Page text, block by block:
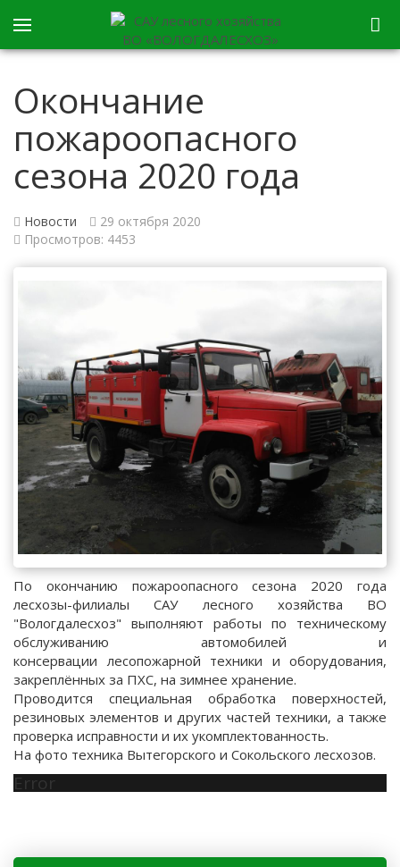
Окончание
пожароопасного
сезона 2020 года
Новости
29 октября 2020
Просмотров: 4453
По окончанию пожароопасного сезона 2020 года
лесхозы-филиалы САУ лесного хозяйства ВО
"Вологдалесхоз" выполняют работы по техническому
обслуживанию автомобилей и
консервации лесопожарной техники и оборудования,
закреплённых за ПХС, на зимнее хранение.
Проводится специальная обработка поверхностей,
резиновых элементов и других частей техники, а также
проверка исправности и их укомплектованность.
На фото техника Вытегорского и Сокольского лесхозов.
Error